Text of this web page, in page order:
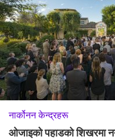
नार्कोनन केन्द्रहरू
ओजाइको पहाडको शिखरमा